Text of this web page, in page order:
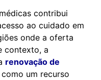
contribui
ao cuidado em
onde a oferta
contexto, a
renovação de
um recurso